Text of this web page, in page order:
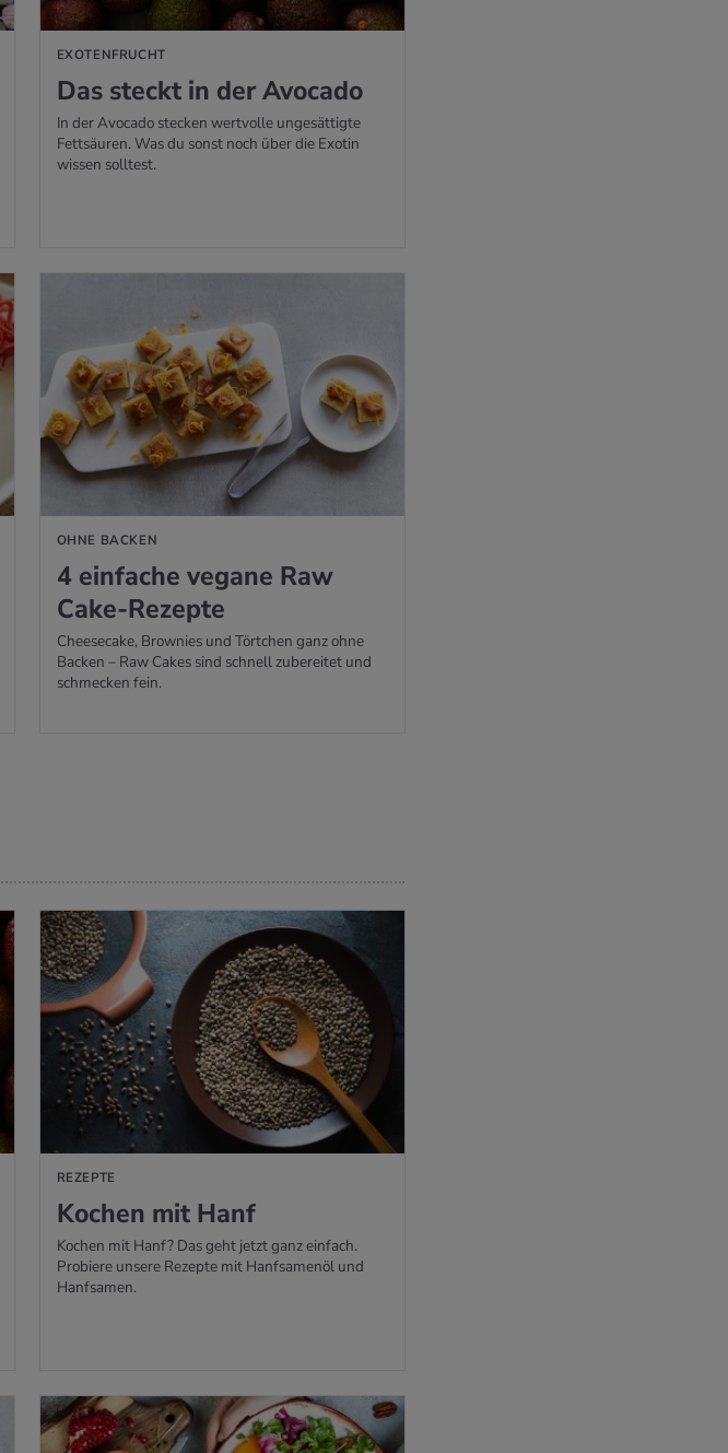
EXOTENFRUCHT
Das steckt in der Avo­ca­do
In der Avocado stecken wertvolle ungesättigte
Fettsäuren. Was du sonst noch über die Exotin
wissen solltest.
OHNE BACKEN
4 ein­fa­che ve­ga­ne Raw
Cake-Re­zep­te
Cheesecake, Brownies und Törtchen ganz ohne
Backen – Raw Cakes sind schnell zubereitet und
schmecken fein.
REZEPTE
Ko­chen mit Hanf
Kochen mit Hanf? Das geht jetzt ganz einfach.
Probiere unsere Rezepte mit Hanfsamenöl und
Hanfsamen.